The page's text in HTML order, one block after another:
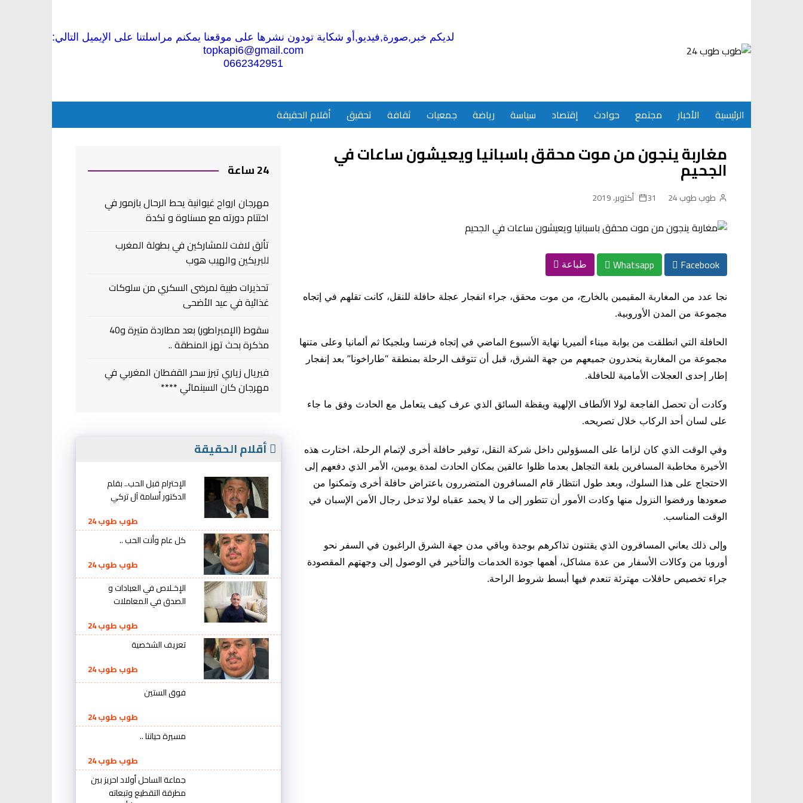
لديكم خبر,صورة,فيديو,أو شكاية تودون نشرها على موقعنا يمكنم مراسلتنا على الإيميل التالي:
topkapi6@gmail.com
0662342951
الرئيسية الأخبار مجتمع حوادث إقتصاد سياسة رياضة جمعيات ثقافة تحقيق أقلام الحقيقة
مغاربة ينجون من موت محقق باسبانيا ويعيشون ساعات في
الجحيم
طوب طوب 24 31 أكتوبر، 2019
Facebook
Whatsapp طباعة
نجا عدد من المغاربة المقيمين بالخارج، من موت محقق، جراء انفجار عجلة حافلة للنقل، كانت تقلهم في إتجاه
مجموعة من المدن الأوروبية.
الحافلة التي انطلقت من بوابة ميناء ألميريا نهاية الأسبوع الماضي في إتجاه فرنسا وبلجيكا ثم ألمانيا وعلى متنها
مجموعة من المغاربة ينحدرون جميعهم من جهة الشرق، قبل أن تتوقف الرحلة بمنطقة “طاراخونا” بعد إنفجار
إطار إحدى العجلات الأمامية للحافلة.
وكادت أن تحصل الفاجعة لولا الألطاف الإلهية ويقظة السائق الذي عرف كيف يتعامل مع الحادث وفق ما جاء
على لسان أحد الركاب خلال تصريحه.
وفي الوقت الذي كان لزاما على المسؤولين داخل شركة النقل، توفير حافلة أخرى لإتمام الرحلة، اختارت هذه
الأخيرة مخاطبة المسافرين بلغة التجاهل بعدما ظلوا عالقين بمكان الحادث لمدة يومين، الأمر الذي دفعهم إلى
الاحتجاج على هذا السلوك، وبعد طول انتظار قام المسافرون المتضررون باعتراض حافلة أخرى وتمكنوا من
صعودها ورفضوا النزول منها وكادت الأمور أن تتطور إلى ما لا يحمد عقباه لولا تدخل رجال الأمن الإسبان في
الوقت المناسب.
وإلى ذلك يعاني المسافرون الذي يقتنون تذاكرهم بوجدة وباقي مدن جهة الشرق الراغبون في السفر نحو
أوروبا من وكالات الأسفار من عدة مشاكل، أهمها جودة الخدمات والتأخير في الوصول إلى وجهتهم المقصودة
جراء تخصيص حافلات مهترئة تنعدم فيها أبسط شروط الراحة.
24 ساعة
مهرجان ارواح غيوانية يحط الرحال بازمور في
اختتام دورته مع مسناوة و تكدة
تألق لافت للمشاركين في بطولة المغرب
للبريكين والهيب هوب
تحذيرات طبية لمرضى السكري من سلوكات
غذائية في عيد الأضحى
سقوط (الإمبراطور) بعد مطاردة متيرة و40
مذكرة بحث تهز المنطقة ..
فيريال زياري تبرز سحر القفطان المغربي في
مهرجان كان السينمائي ****
أقلام الحقيقة
الإحترام قبل الحب.. بقلم
الدكتور أسامة آل تركي
طوب طوب 24
كل عام وأنت الحب ..
طوب طوب 24
الإخـلاص في العبادات و
الصدق في المعاملات
طوب طوب 24
تعريف الشخصية
طوب طوب 24
فوق الستين
طوب طوب 24
مسيرة حياتنا ..
طوب طوب 24
جماعة الساحل أولاد احريز بين
مطرقة التقطيع وتبعاته